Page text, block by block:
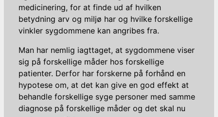
medicinering, for at finde ud af hvilken
betydning arv og miljø har og hvilke forskellige
vinkler sygdommene kan angribes fra.
Man har nemlig iagttaget, at sygdommene viser
sig på forskellige måder hos forskellige
patienter. Derfor har forskerne på forhånd en
hypotese om, at det kan give en god effekt at
behandle forskellige syge personer med samme
diagnose på forskellige måder og det skal nu